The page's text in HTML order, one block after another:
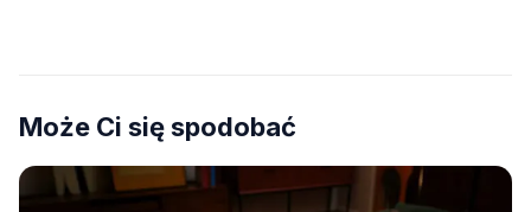
Może Ci się spodobać